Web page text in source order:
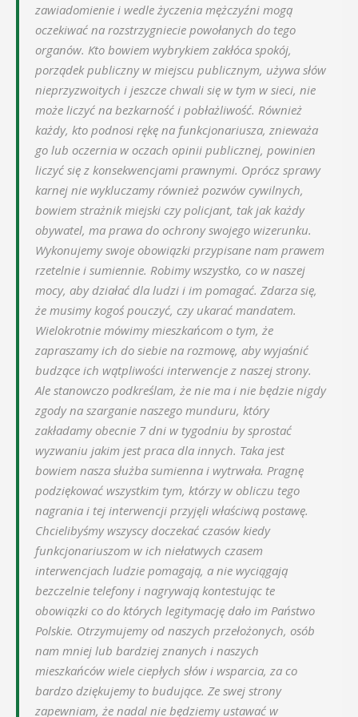
zawiadomienie i wedle życzenia mężczyźni mogą
oczekiwać na rozstrzygniecie powołanych do tego
organów. Kto bowiem wybrykiem zakłóca spokój,
porządek publiczny w miejscu publicznym, używa słów
nieprzyzwoitych i jeszcze chwali się w tym w sieci, nie
może liczyć na bezkarność i pobłażliwość. Również
każdy, kto podnosi rękę na funkcjonariusza, znieważa
go lub oczernia w oczach opinii publicznej, powinien
liczyć się z konsekwencjami prawnymi. Oprócz sprawy
karnej nie wykluczamy również pozwów cywilnych,
bowiem strażnik miejski czy policjant, tak jak każdy
obywatel, ma prawa do ochrony swojego wizerunku.
Wykonujemy swoje obowiązki przypisane nam prawem
rzetelnie i sumiennie. Robimy wszystko, co w naszej
mocy, aby działać dla ludzi i im pomagać. Zdarza się,
że musimy kogoś pouczyć, czy ukarać mandatem.
Wielokrotnie mówimy mieszkańcom o tym, że
zapraszamy ich do siebie na rozmowę, aby wyjaśnić
budzące ich wątpliwości interwencje z naszej strony.
Ale stanowczo podkreślam, że nie ma i nie będzie nigdy
zgody na szarganie naszego munduru, który
zakładamy obecnie 7 dni w tygodniu by sprostać
wyzwaniu jakim jest praca dla innych. Taka jest
bowiem nasza służba sumienna i wytrwała. Pragnę
podziękować wszystkim tym, którzy w obliczu tego
nagrania i tej interwencji przyjęli właściwą postawę.
Chcielibyśmy wszyscy doczekać czasów kiedy
funkcjonariuszom w ich niełatwych czasem
interwencjach ludzie pomagają, a nie wyciągają
bezczelnie telefony i nagrywają kontestując te
obowiązki co do których legitymację dało im Państwo
Polskie. Otrzymujemy od naszych przełożonych, osób
nam mniej lub bardziej znanych i naszych
mieszkańców wiele ciepłych słów i wsparcia, za co
bardzo dziękujemy to budujące. Ze swej strony
zapewniam, że nadal nie będziemy ustawać w